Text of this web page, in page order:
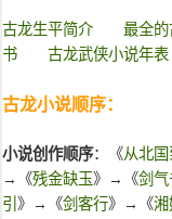
古龙生平简介 最全
书
古龙武侠小说年表
古龙小说顺序：
小说创作顺序：《从北国
→《残金缺玉》→《剑气
引 》→《剑客行》→《湘